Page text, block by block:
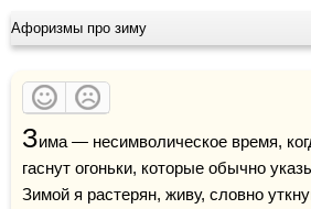
Афоризмы про зиму
Зима — несимволическое время,
гаснут огоньки, которые обычно
Зимой я растерян, живу, словно